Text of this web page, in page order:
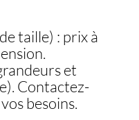
taille) : prix à
et
Contactez-
besoins.